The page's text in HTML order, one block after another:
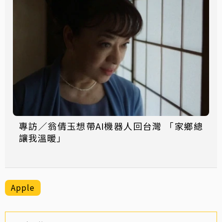
專訪／翁倩玉想帶AI機器人回台灣 「家鄉總
讓我溫暖」
Apple